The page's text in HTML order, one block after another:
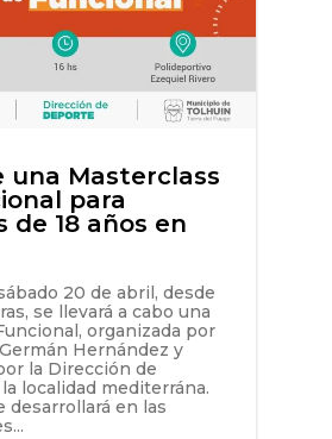
una Masterclass
para
de 18 años en
20 de abril, desde
se llevará a cabo una
organizada por
Hernández y
la Dirección de
localidad mediterrána.
desarrollará en las